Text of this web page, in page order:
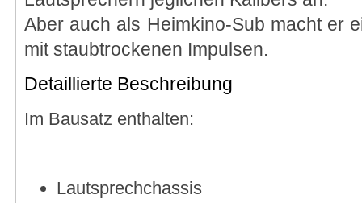
Aber auch als Heimkino-Sub macht er
mit staubtrockenen Impulsen.
Detaillierte Beschreibung
Im Bausatz enthalten:
Lautsprechchassis